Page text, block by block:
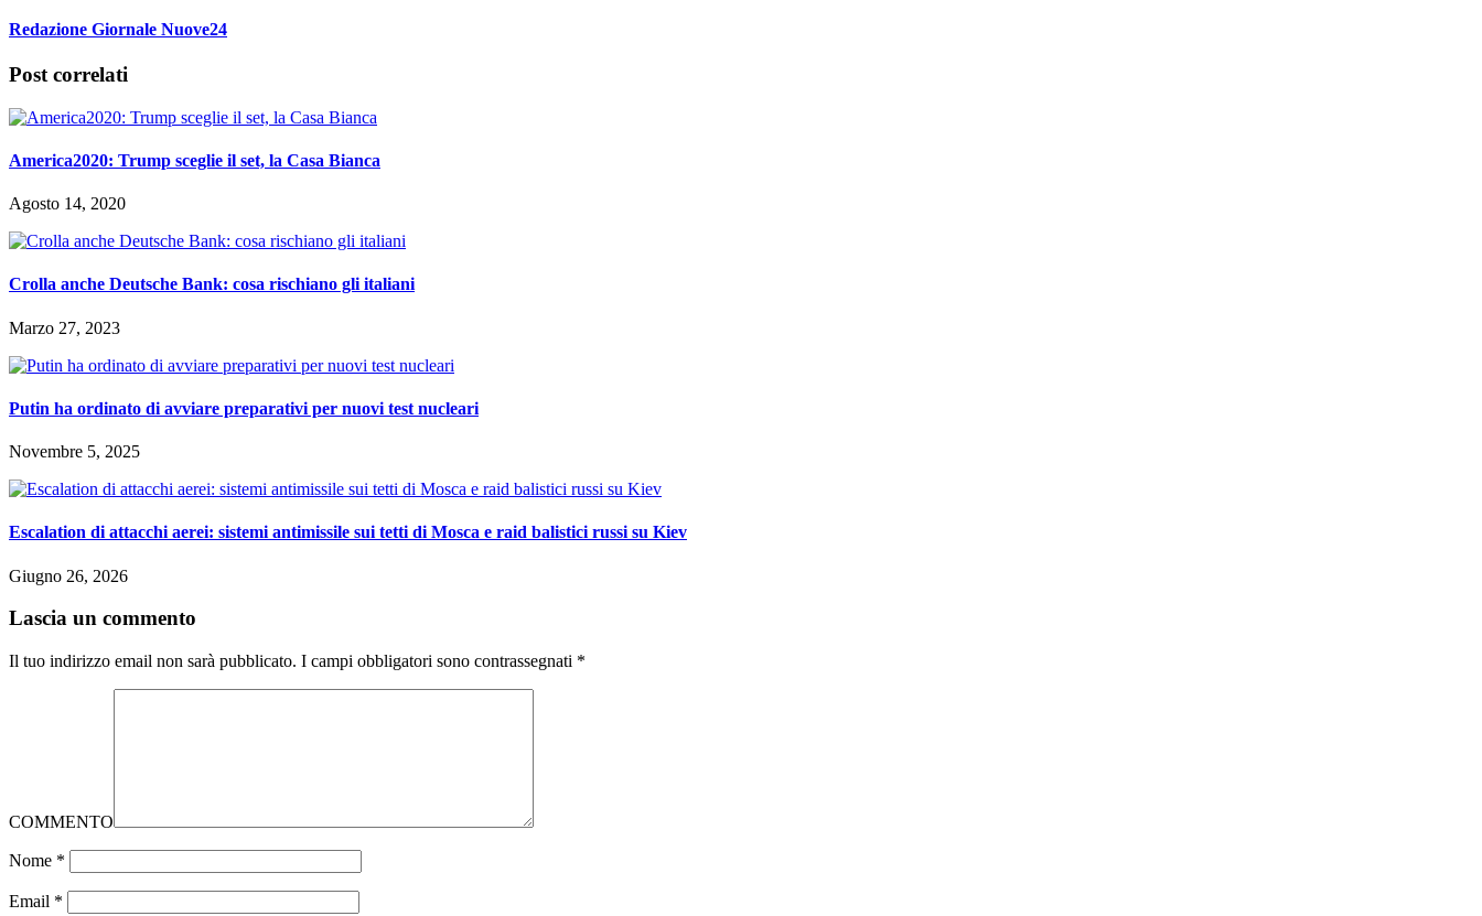
Redazione Giornale Nuove24
Post correlati
America2020: Trump sceglie il set, la Casa Bianca
Agosto 14, 2020
Crolla anche Deutsche Bank: cosa rischiano gli italiani
Marzo 27, 2023
Putin ha ordinato di avviare preparativi per nuovi test nucleari
Novembre 5, 2025
Escalation di attacchi aerei: sistemi antimissile sui tetti di Mosca e raid balistici russi su Kiev
Giugno 26, 2026
Lascia un commento
Il tuo indirizzo email non sarà pubblicato. I campi obbligatori sono contrassegnati *
COMMENTO
Nome *
Email *